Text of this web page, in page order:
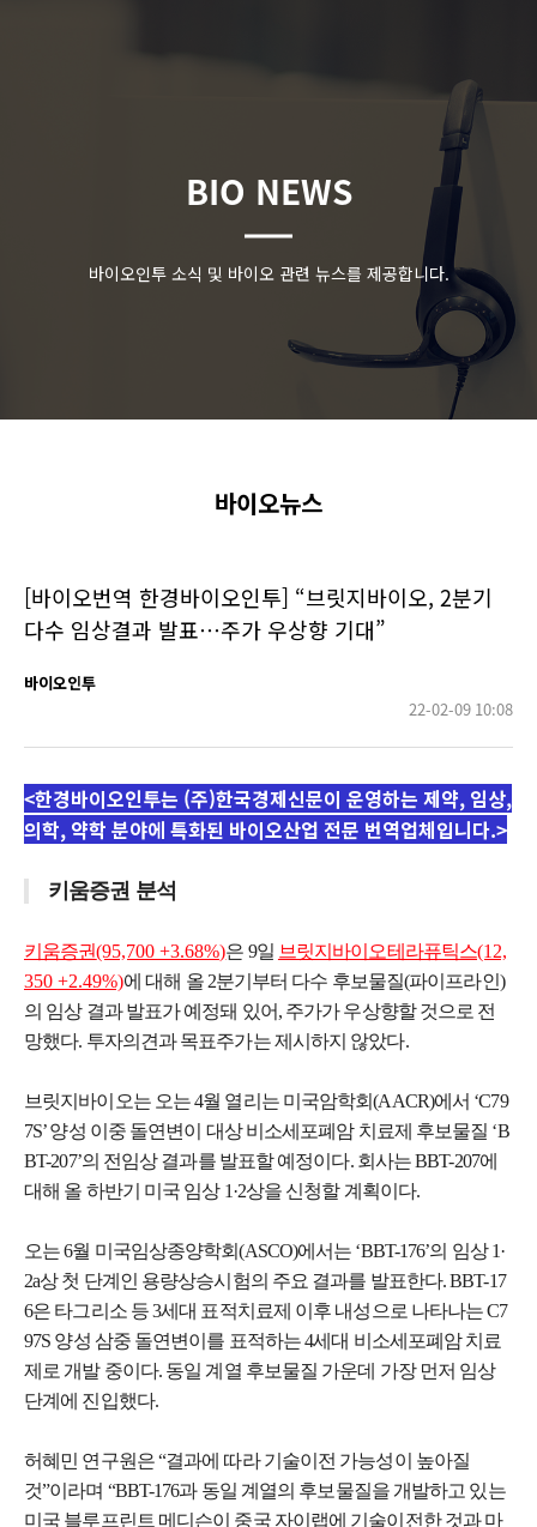
BIO NEWS
바이오인투 소식 및 바이오 관련 뉴스를 제공합니다.
바이오뉴스
[바이오번역 한경바이오인투] “브릿지바이오, 2분기
다수 임상결과 발표…주가 우상향 기대”
바이오인투
22-02-09 10:08
<한경바이오인투는 (주)한국경제신문이 운영하는 제약, 임상,
의학, 약학 분야에 특화된 바이오산업 전문 번역업체입니다.>
키움증권 분석
키움증권(95,700 +3.68%)은 9일 브릿지바이오테라퓨틱스(12,
350 +2.49%)에 대해 올 2분기부터 다수 후보물질(파이프라인)
의 임상 결과 발표가 예정돼 있어, 주가가 우상향할 것으로 전
망했다. 투자의견과 목표주가는 제시하지 않았다.
브릿지바이오는 오는 4월 열리는 미국암학회(AACR)에서 ‘C79
7S’ 양성 이중 돌연변이 대상 비소세포폐암 치료제 후보물질 ‘B
BT-207’의 전임상 결과를 발표할 예정이다. 회사는 BBT-207에
대해 올 하반기 미국 임상 1·2상을 신청할 계획이다.
오는 6월 미국임상종양학회(ASCO)에서는 ‘BBT-176’의 임상 1·
2a상 첫 단계인 용량상승시험의 주요 결과를 발표한다. BBT-17
6은 타그리소 등 3세대 표적치료제 이후 내성으로 나타나는 C7
97S 양성 삼중 돌연변이를 표적하는 4세대 비소세포폐암 치료
제로 개발 중이다. 동일 계열 후보물질 가운데 가장 먼저 임상
단계에 진입했다.
허혜민 연구원은 “결과에 따라 기술이전 가능성이 높아질
것”이라며 “BBT-176과 동일 계열의 후보물질을 개발하고 있는
미국 블루프린트 메디슨이 중국 자이랩에 기술이전한 것과 마